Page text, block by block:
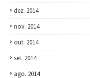
dez. 2014
nov. 2014
out. 2014
set. 2014
ago. 2014